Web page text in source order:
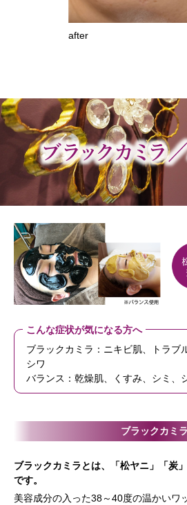
after
こんな症状が気になる方へ
ブラックカミラ：ニキビ肌、トラブ
シワ
バランス：乾燥肌、くすみ、シミ、
ブラックカミラ
ブラックカミラとは、「松ヤニ」「炭
です。
美容成分の入った38～40度の温かいワ